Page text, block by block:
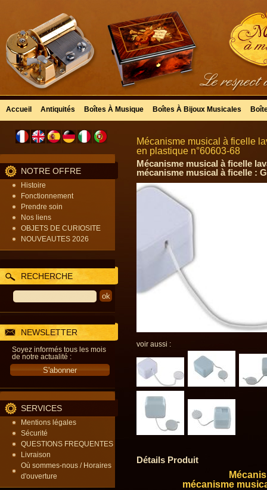
Accueil Antiquités Boîtes À Musique Boîtes À Bijoux Musicales
NOTRE OFFRE
Histoire
Fonctionnement
Prendre soin
Nos liens
OBJETS DE CURIOSITE
NOUVEAUTES 2026
RECHERCHE
NEWSLETTER
Soyez informés tous les mois
de notre actualité :
SERVICES
Mentions légales
Sécurité
QUESTIONS FREQUENTES
Livraison
Où sommes-nous / Horaires
d'ouverture
Mécanisme musical à ficelle
en plastique n°60603-68
Mécanisme musical à ficelle
mécanisme musical à ficelle :
voir aussi :
Détails Produit
mécanisme